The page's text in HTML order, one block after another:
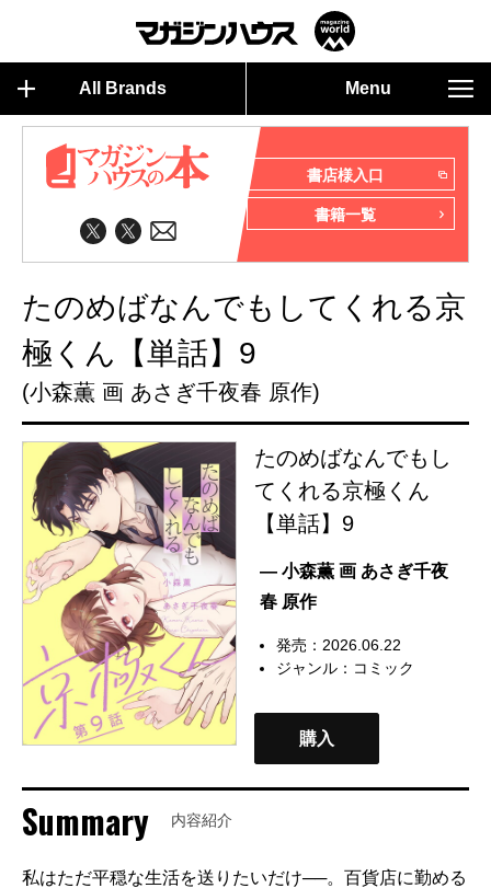
All Brands Menu
書店様入口
書籍一覧
たのめばなんでもしてくれる京
極くん【単話】9
(小森薫 画 あさぎ千夜春 原作)
たのめばなんでもし
てくれる京極くん
【単話】9
— 小森薫 画 あさぎ千夜
春 原作
発売：2026.06.22
ジャンル： コミック
購入
Summary 内容紹介
私はただ平穏な生活を送りたいだけ──。百貨店に勤める